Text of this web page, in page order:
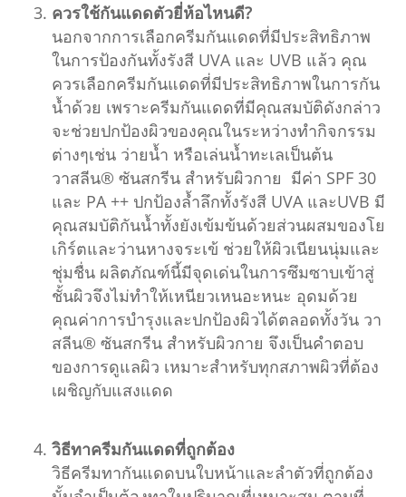
ควรใช้กันแดดตัวยี่ห้อไหนดี?
นอกจากการเลือกครีมกันแดดที่มีประสิทธิภาพ
ในการป้องกันทั้งรังสี UVA และ UVB แล้ว คุณ
ควรเลือกครีมกันแดดที่มีประสิทธิภาพในการกัน
น้ำด้วย เพราะครีมกันแดดที่มีคุณสมบัติดังกล่าว
จะช่วยปกป้องผิวของคุณในระหว่างทำกิจกรรม
ต่างๆเช่น ว่ายน้ำ หรือเล่นน้ำทะเลเป็นต้น
วาสลีน® ซันสกรีน สำหรับผิวกาย มีค่า SPF 30
และ PA ++ ปกป้องล้ำลึกทั้งรังสี UVA และUVB มี
คุณสมบัติกันน้ำทั้งยังเข้มข้นด้วยส่วนผสมของโย
เกิร์ตและว่านหางจระเข้ ช่วยให้ผิวเนียนนุ่มและ
ชุ่มชื่น ผลิตภัณฑ์นี้มีจุดเด่นในการซึมซาบเข้าสู่
ชั้นผิวจึงไม่ทำให้เหนียวเหนอะหนะ อุดมด้วย
คุณค่าการบำรุงและปกป้องผิวได้ตลอดทั้งวัน วา
สลีน® ซันสกรีน สำหรับผิวกาย จึงเป็นคำตอบ
ของการดูแลผิว เหมาะสำหรับทุกสภาพผิวที่ต้อง
เผชิญกับแสงแดด
วิธีทาครีมกันแดดที่ถูกต้อง
วิธีครีมทากันแดดบนใบหน้าและลำตัวที่ถูกต้อง